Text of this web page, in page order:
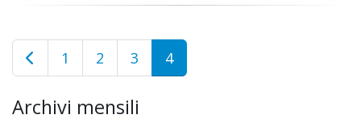
1 2 3 4
Archivi mensili